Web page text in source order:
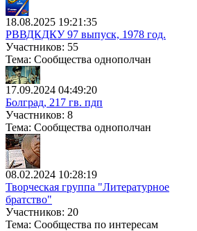
18.08.2025 19:21:35
РВВДКДКУ 97 выпуск, 1978 год.
Участников: 55
Тема: Сообщества однополчан
17.09.2024 04:49:20
Болград, 217 гв. пдп
Участников: 8
Тема: Сообщества однополчан
08.02.2024 10:28:19
Творческая группа "Литературное
братство"
Участников: 20
Тема: Сообщества по интересам